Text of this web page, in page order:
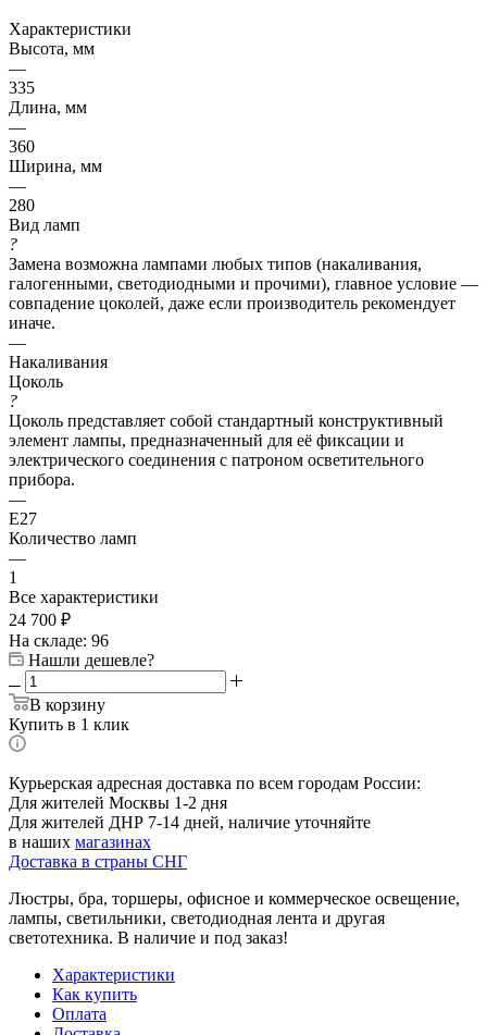
Характеристики
Высота, мм
—
335
Длина, мм
—
360
Ширина, мм
—
280
Вид ламп
?
Замена возможна лампами любых типов (накаливания,
галогенными, светодиодными и прочими), главное условие —
совпадение цоколей, даже если производитель рекомендует
иначе.
—
Накаливания
Цоколь
?
Цоколь представляет собой стандартный конструктивный
элемент лампы, предназначенный для её фиксации и
электрического соединения с патроном осветительного
прибора.
—
E27
Количество ламп
—
1
Все характеристики
24 700 ₽
На складе: 96
Нашли дешевле?
В корзину
Купить в 1 клик
Курьерская адресная доставка по всем городам России:
Для жителей Москвы 1-2 дня
Для жителей ДНР 7-14 дней, наличие уточняйте
в наших магазинах
Доставка в страны СНГ
Люстры, бра, торшеры, офисное и коммерческое освещение,
лампы, светильники, светодиодная лента и другая
светотехника. В наличие и под заказ!
Характеристики
Как купить
Оплата